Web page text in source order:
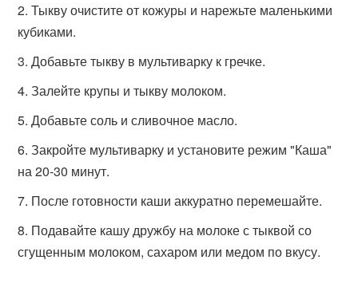
Тыкву очистите от кожуры и нарежьте маленькими
кубиками.
Добавьте тыкву в мультиварку к гречке.
Залейте крупы и тыкву молоком.
Добавьте соль и сливочное масло.
Закройте мультиварку и установите режим "Каша"
на 20-30 минут.
После готовности каши аккуратно перемешайте.
Подавайте кашу дружбу на молоке с тыквой со
сгущенным молоком, сахаром или медом по вкусу.